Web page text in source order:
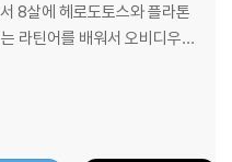
8살에 헤로도토스와 플라톤
라틴어를 배워서 오비디우스
는 스콜라 철학의 논리학을
작들을 원어로 읽었다. 13살
내면서 몽펠리에